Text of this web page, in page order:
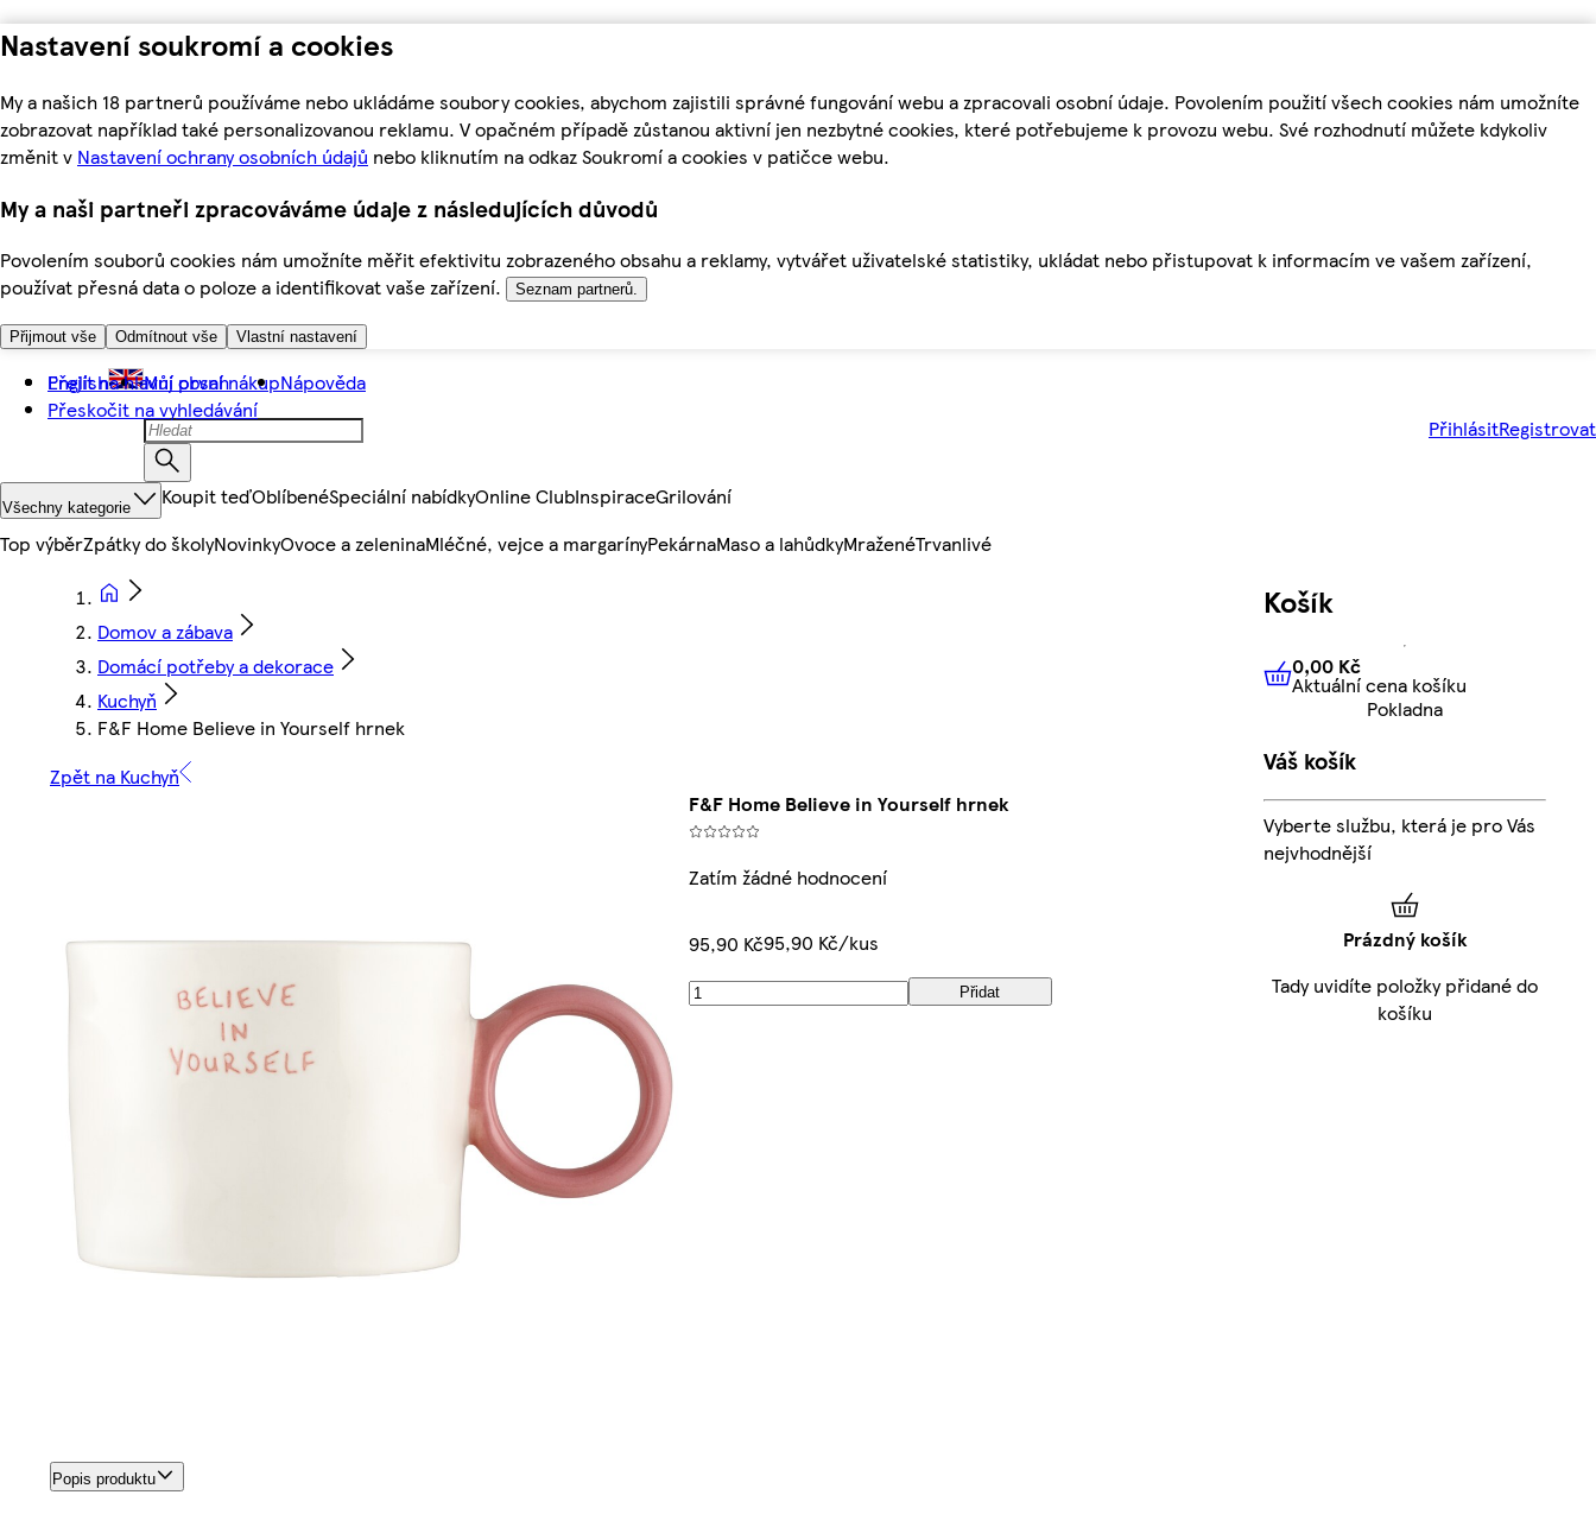
Nastavení soukromí a cookies
My a našich 18 partnerů používáme nebo ukládáme soubory cookies, abychom zajistili správné fungování webu a zpracovali osobní údaje. Povolením použití všech cookies nám umožníte
zobrazovat například také personalizovanou reklamu. V opačném případě zůstanou aktivní jen nezbytné cookies, které potřebujeme k provozu webu. Své rozhodnutí můžete kdykoliv
změnit v Nastavení ochrany osobních údajů nebo kliknutím na odkaz Soukromí a cookies v patičce webu.
My a naši partneři zpracováváme údaje z následujících důvodů
Povolením souborů cookies nám umožníte měřit efektivitu zobrazeného obsahu a reklamy, vytvářet uživatelské statistiky, ukládat nebo přistupovat k informacím ve vašem zařízení,
používat přesná data o poloze a identifikovat vaše zařízení.
Seznam partnerů.
Přijmout vše Odmítnout vše Vlastní nastavení
Přejít na hlavní obsah
Přeskočit na vyhledávání
English Můj první nákupNápověda
PřihlásitRegistrovat
Všechny kategorie Koupit teďOblíbenéSpeciální nabídkyOnline ClubInspiraceGrilování
Top výběrZpátky do školyNovinkyOvoce a zeleninaMléčné, vejce a margarínyPekárnaMaso a lahůdkyMraženéTrvanlivé
Domov a zábava
Domácí potřeby a dekorace
Kuchyň
F&F Home Believe in Yourself hrnek
Zpět na Kuchyň
F&F Home Believe in Yourself hrnek
Zatím žádné hodnocení
95,90 Kč95,90 Kč/kus
Přidat
Popis produktu
Košík
0,00 KčAktuální cena košíku
0,00 Kč
Aktuální cena košíku
Pokladna
Váš košík
Vyberte službu, která je pro Vás
nejvhodnější
Prázdný košík
Tady uvidíte položky přidané do
košíku